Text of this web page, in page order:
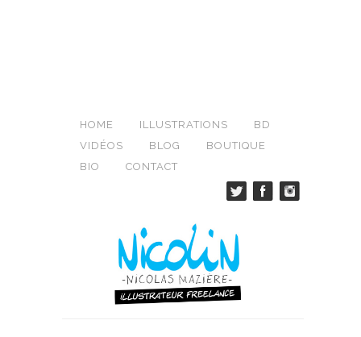
HOME ILLUSTRATIONS
BD
VIDÉOS
BLOG
BOUTIQUE
BIO
CONTACT